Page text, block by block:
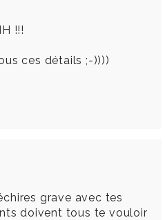
!!!
ces détails ;-))))
grave avec tes
doivent tous te vouloir